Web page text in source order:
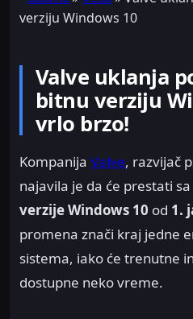
verziju Windows 10
Valve uklanja
bitnu verziju
vrlo brzo!
Kompanija Valve, razvijač
najavila je da će prestati
verzije Windows 10 od 1.
promena znači kraj jedne
sistema, iako će trenutne
dostupne neko vreme.